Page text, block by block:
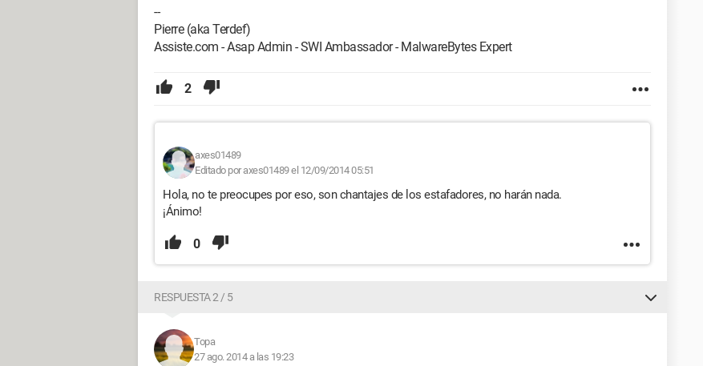
--
Pierre (aka Terdef)
Assiste.com - Asap Admin - SWI Ambassador - MalwareBytes Expert
2
axes01489
Editado por axes01489 el 12/09/2014 05:51
Hola, no te preocupes por eso, son chantajes de los estafadores, no harán nada.
¡Ánimo!
0
RESPUESTA 2 / 5
Topa
27 ago. 2014 a las 19:23